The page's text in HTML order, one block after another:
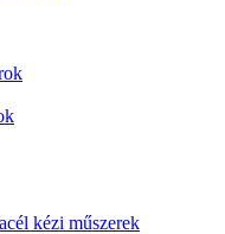
kézi műszerek